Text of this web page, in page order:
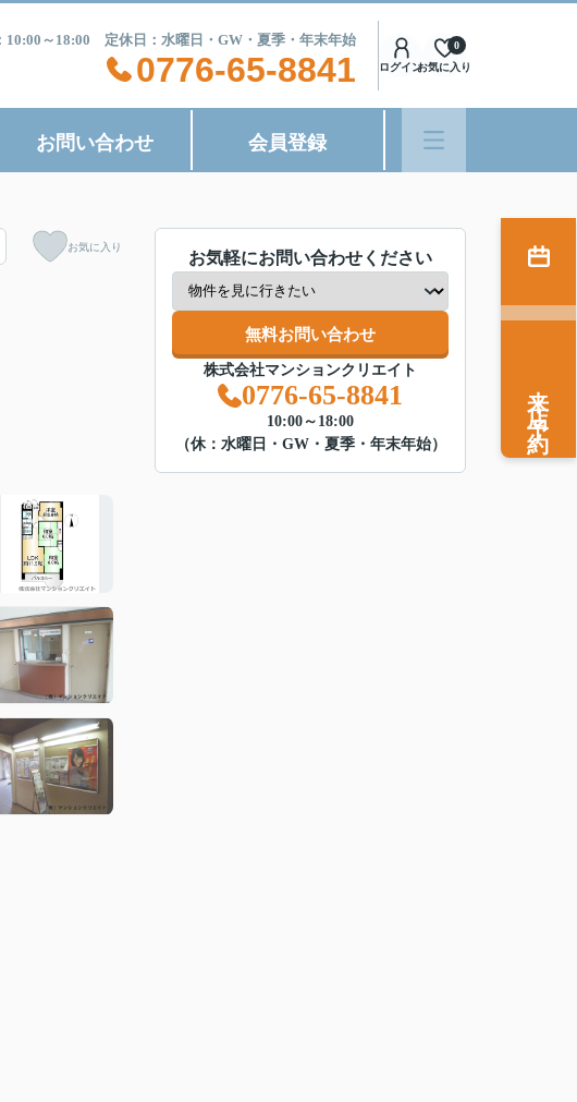
10:00～18:00 定休日：水曜日・GW・夏季・年末年始
0776-65-8841 ログインお気に入り
0
お問い合わせ 会員登録
お気に入り
お気軽にお問い合わせください
無料お問い合わせ
株式会社マンションクリエイト
0776-65-8841
10:00～18:00
（休：水曜日・GW・夏季・年末年始）
来店予約